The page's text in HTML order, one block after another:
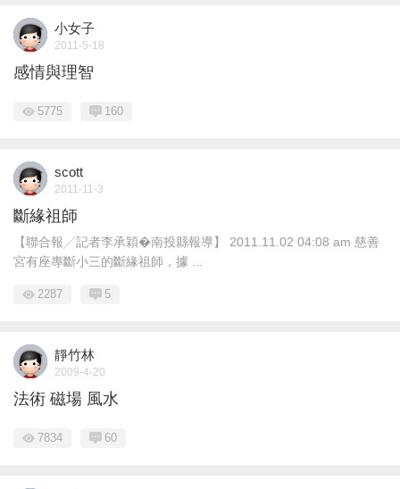
小女子
2011-5-18
感情與理智
5775 160
scott
2011-11-3
斷緣祖師
【聯合報╱記者李承穎�南投縣報導】 2011.11.02 04:08 am 慈善
宮有座專斷小三的斷緣祖師，據 ...
2287 5
靜竹林
2009-4-20
法術 磁場 風水
7834 60